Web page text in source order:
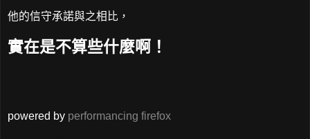
他的信守承諾與之相比，
實在是不算些什麼啊！
powered by performancing firefox